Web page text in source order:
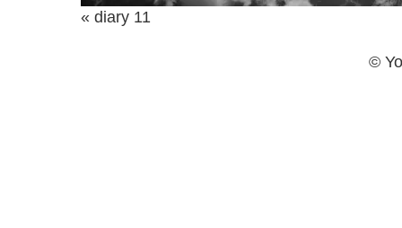
« diary 11
©